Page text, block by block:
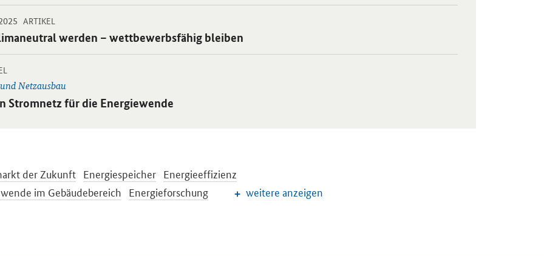
-
ARTIKEL
werden – wettbewerbsfähig bleiben
Einzelsicht
Netzausbau
Stromnetz für die Energiewende
der Zukunft Energiespeicher Energieeffizienz
im Gebäudebereich Energieforschung
weitere anzeigen